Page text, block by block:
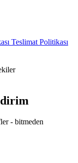
Teslimat Politikası
- bitmeden